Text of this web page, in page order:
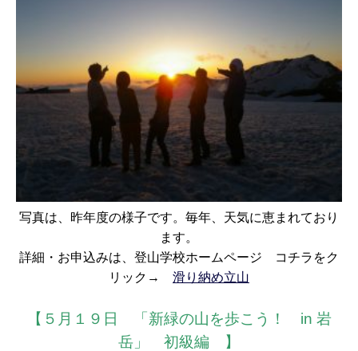
写真は、昨年度の様子です。毎年、天気に恵まれており
ます。
詳細・お申込みは、登山学校ホームページ コチラをク
リック→ 滑り納め立山
【５月１９日 「新緑の山を歩こう！ in 岩
岳」 初級編 】